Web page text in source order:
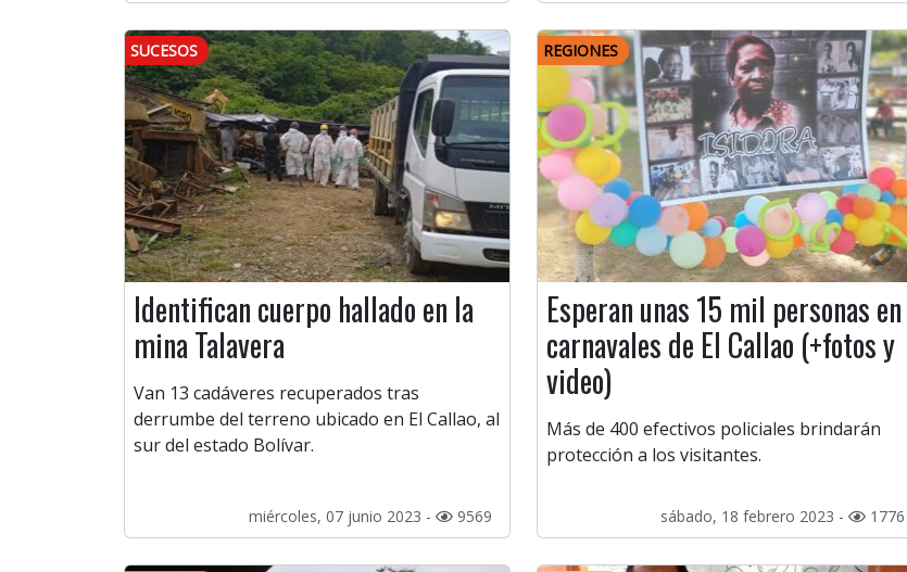
SUCESOS
Identifican cuerpo hallado en la
mina Talavera
Van 13 cadáveres recuperados tras
derrumbe del terreno ubicado en El Callao, al
sur del estado Bolívar.
miércoles, 07 junio 2023 - 9569
REGIONES
Esperan unas 15 mil personas en
carnavales de El Callao (+fotos y
video)
Más de 400 efectivos policiales brindarán
protección a los visitantes.
sábado, 18 febrero 2023 - 1776